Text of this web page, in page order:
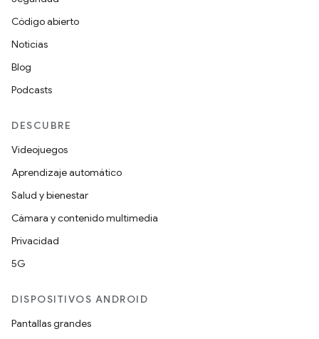
Código abierto
Noticias
Blog
Podcasts
DESCUBRE
Videojuegos
Aprendizaje automático
Salud y bienestar
Cámara y contenido multimedia
Privacidad
5G
DISPOSITIVOS ANDROID
Pantallas grandes